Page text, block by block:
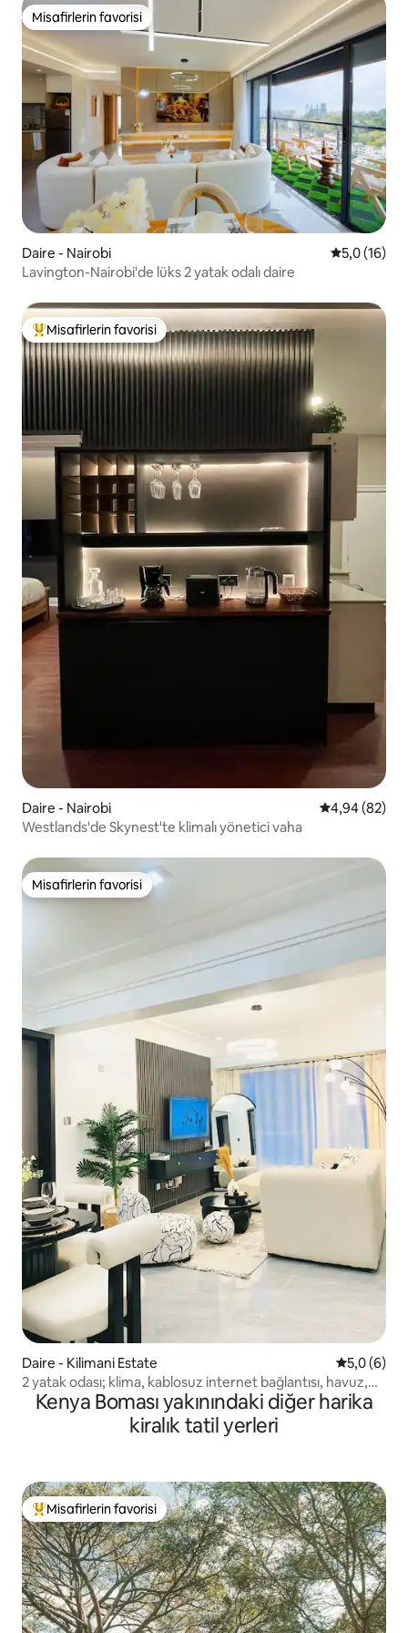
Misafirlerin favorisi
Misafirlerin favorisi
Daire - Nairobi 55,0 (16)
Lavington-Nairobi'de lüks 2 yatak odalı daire
Misafirlerin favorilerinden en beğenilenler arasında
Misafirlerin favorisi
Daire - Nairobi 5 üzerinden
4,94 (82)
Westlands'de Skynest'te klimalı yönetici vaha
Misafirlerin favorisi
Misafirlerin favorisi
Daire - Kilimani Estate 55,0 (6)
2 yatak odası; klima, kablosuz internet bağlantısı, havuz,
spor salonu - 14. kat
Kenya Boması yakınındaki diğer harika
kiralık tatil yerleri
Misafirlerin favorilerinden en beğenilenler arasında
Misafirlerin favorisi